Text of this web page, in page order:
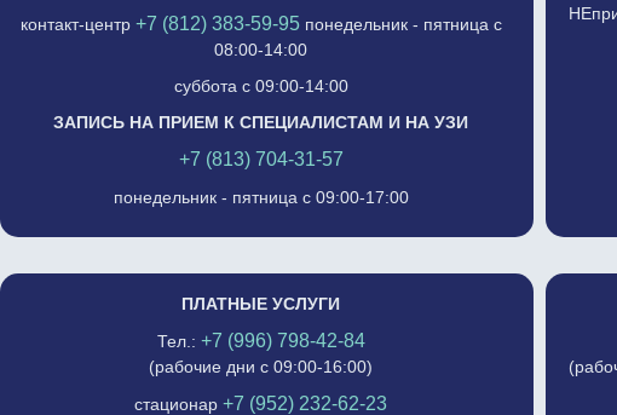
контакт-центр +7 (812) 383-59-95понедельник - пятница с
08:00-14:00
суббота с 09:00-14:00
ЗАПИСЬ НА ПРИЕМ К СПЕЦИАЛИСТАМ И НА УЗИ
+7 (813) 704-31-57
понедельник - пятница с 09:00-17:00
ПЛАТНЫЕ УСЛУГИ
Тел.: +7 (996) 798-42-84
(рабочие дни с 09:00-16:00)
стационар+7 (952) 232-62-23